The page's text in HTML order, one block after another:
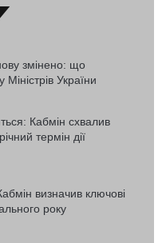
змінено: що
України
Кабмін схвалив
термін дії
визначив ключові
року